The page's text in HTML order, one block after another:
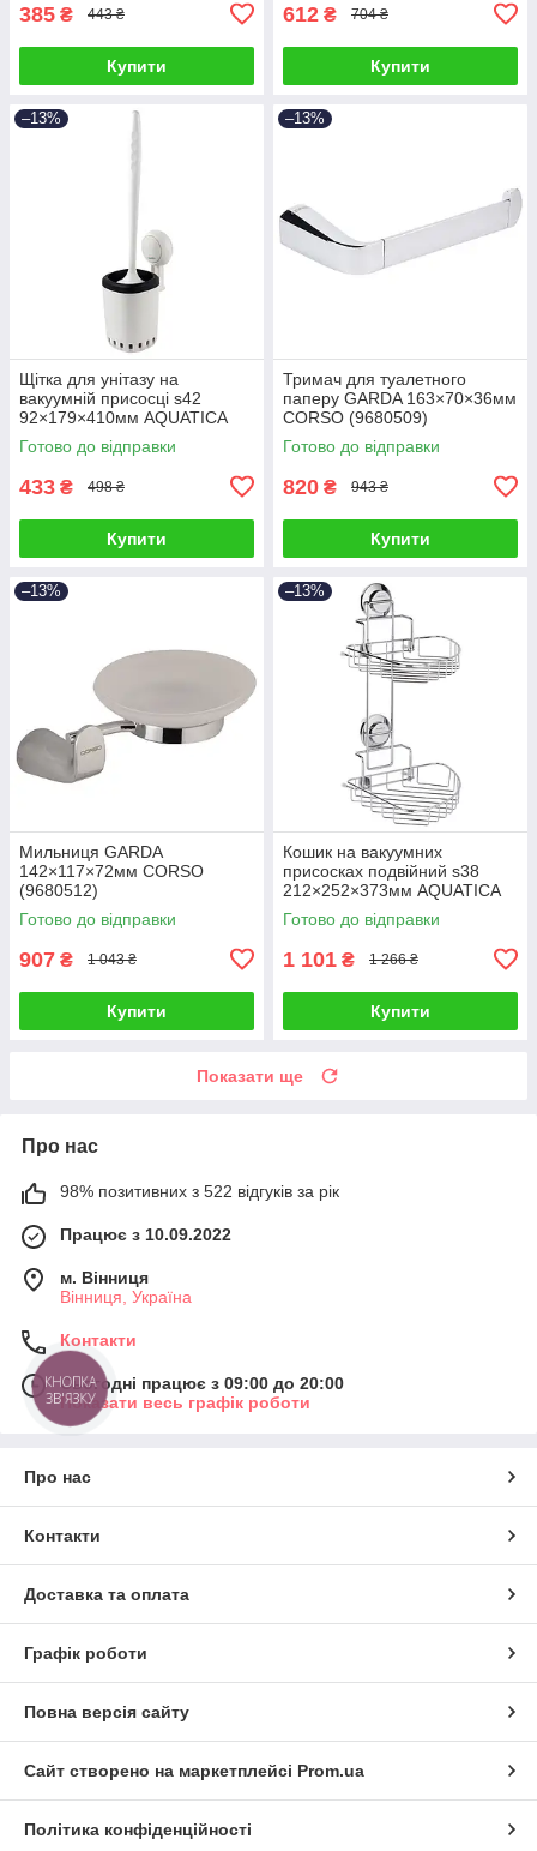
385 ₴ 443 ₴
Купити
612 ₴ 704 ₴
Купити
–13%
Щітка для унітазу на
вакуумній присосці s42
92×179×410мм AQUATICA
(9784298)
Готово до відправки
433 ₴ 498 ₴
Купити
–13%
Тримач для туалетного
паперу GARDA 163×70×36мм
CORSO (9680509)
Готово до відправки
820 ₴ 943 ₴
Купити
–13%
Мильниця GARDA
142×117×72мм CORSO
(9680512)
Готово до відправки
907 ₴ 1 043 ₴
Купити
–13%
Кошик на вакуумних
присосках подвійний s38
212×252×373мм AQUATICA
(9783832)
Готово до відправки
1 101 ₴ 1 266 ₴
Купити
Показати ще
Про нас
98% позитивних з 522 відгуків за рік
Працює з 10.09.2022
м. Вінниця
Вінниця, Україна
Контакти
Сьогодні працює з 09:00 до 20:00
Показати весь графік роботи
Про нас
Контакти
Доставка та оплата
Графік роботи
Повна версія сайту
Сайт створено на маркетплейсі Prom.ua
Політика конфіденційності
КНОПКА
ЗВ'ЯЗКУ